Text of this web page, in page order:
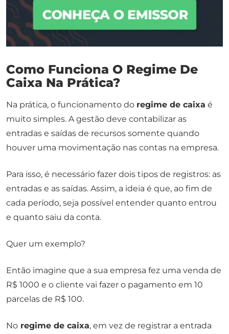
Como Funciona O Regime De
Caixa Na Prática?
Na prática, o funcionamento do regime de caixa é
muito simples. A gestão deve contabilizar as
entradas e saídas de recursos somente quando
houver uma movimentação nas contas na empresa.
Para isso, é necessário fazer dois tipos de registros: as
entradas e as saídas. Assim, a ideia é que, ao fim de
cada período, seja possível entender quanto entrou
e quanto saiu da conta.
Quer um exemplo?
Então imagine que a sua empresa fez uma venda de
R$ 1000 e o cliente vai fazer o pagamento em 10
parcelas de R$ 100.
No regime de caixa, em vez de registrar a entrada